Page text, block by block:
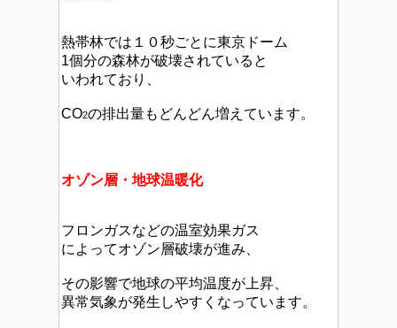
熱帯林では１０秒ごとに東京ドーム
1個分の森林が破壊されていると
いわれており、
CO2の排出量もどんどん増えています。
オゾン層・地球温暖化
フロンガスなどの温室効果ガス
によってオゾン層破壊が進み、
その影響で地球の平均温度が上昇、
異常気象が発生しやすくなっています。